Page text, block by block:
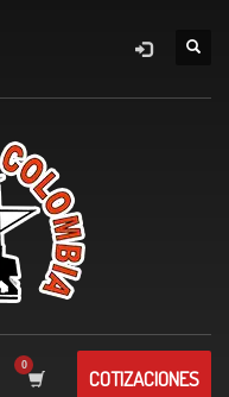
COTIZACIONES